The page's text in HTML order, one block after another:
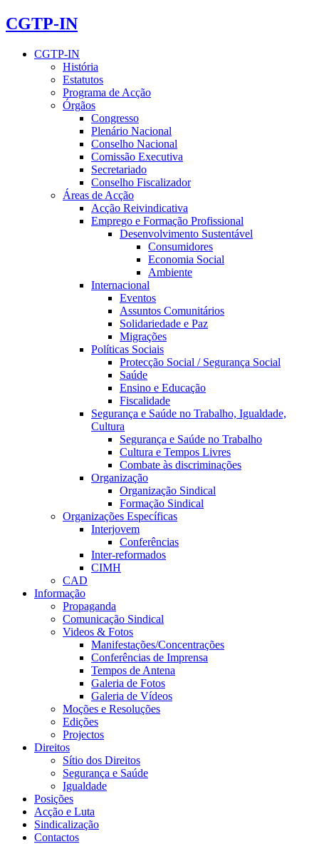
CGTP-IN
CGTP-IN
História
Estatutos
Programa de Acção
Órgãos
Congresso
Plenário Nacional
Conselho Nacional
Comissão Executiva
Secretariado
Conselho Fiscalizador
Áreas de Acção
Acção Reivindicativa
Emprego e Formação Profissional
Desenvolvimento Sustentável
Consumidores
Economia Social
Ambiente
Internacional
Eventos
Assuntos Comunitários
Solidariedade e Paz
Migrações
Políticas Sociais
Protecção Social / Segurança Social
Saúde
Ensino e Educação
Fiscalidade
Segurança e Saúde no Trabalho, Igualdade,
Cultura
Segurança e Saúde no Trabalho
Cultura e Tempos Livres
Combate às discriminações
Organização
Organização Sindical
Formação Sindical
Organizações Específicas
Interjovem
Conferências
Inter-reformados
CIMH
CAD
Informação
Propaganda
Comunicação Sindical
Videos & Fotos
Manifestações/Concentrações
Conferências de Imprensa
Tempos de Antena
Galeria de Fotos
Galeria de Vídeos
Moções e Resoluções
Edições
Projectos
Direitos
Sítio dos Direitos
Segurança e Saúde
Igualdade
Posições
Acção e Luta
Sindicalização
Contactos